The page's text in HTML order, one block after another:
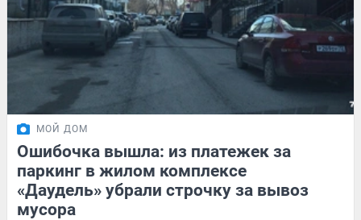
МОЙ ДОМ
Ошибочка вышла: из платежек за
паркинг в жилом комплексе
«Даудель» убрали строчку за вывоз
мусора